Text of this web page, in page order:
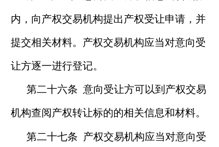
内，向产权交易机构提出产权受让申请，并
提交相关材料。产权交易机构应当对意向受
让方逐一进行登记。
第二十六条 意向受让方可以到产权交易
机构查阅产权转让标的的相关信息和材料。
第二十七条 产权交易机构应当对意向受